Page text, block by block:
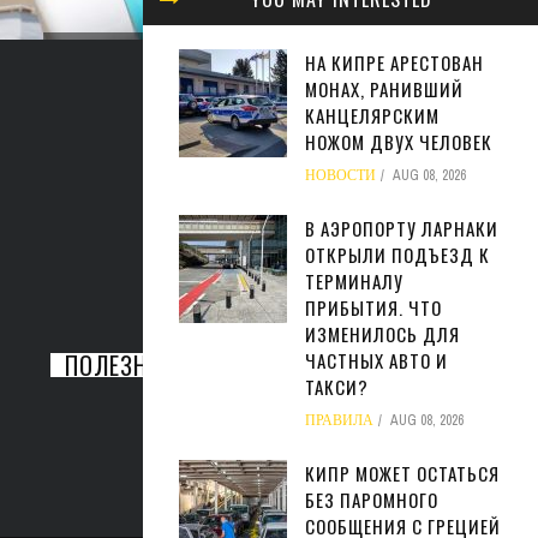
НА КИПРЕ АРЕСТОВАН
МОНАХ, РАНИВШИЙ
КАНЦЕЛЯРСКИМ
НОЖОМ ДВУХ ЧЕЛОВЕК
НОВОСТИ AUG 08, 2026
В АЭРОПОРТУ ЛАРНАКИ
ОТКРЫЛИ ПОДЪЕЗД К
ТЕРМИНАЛУ
ПРИБЫТИЯ. ЧТО
ИЗМЕНИЛОСЬ ДЛЯ
ЧАСТНЫХ АВТО И
ТАКСИ?
ПРАВИЛА AUG 08, 2026
КИПР МОЖЕТ ОСТАТЬСЯ
БЕЗ ПАРОМНОГО
СООБЩЕНИЯ С ГРЕЦИЕЙ
ЖАРА МОЖЕТ ОБОЙТИСЬ
СФЕРЕ БИЗНЕСА КИПРА В
МИЛЛИАРДЫ ЕВРО
AUG 05, 2026
ПОЛЕЗНАЯ ИНФОРМАЦИЯ